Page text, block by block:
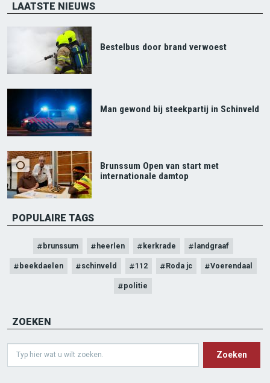
LAATSTE NIEUWS
Bestelbus door brand verwoest
Man gewond bij steekpartij in Schinveld
Brunssum Open van start met
internationale damtop
POPULAIRE TAGS
brunssum heerlen kerkrade landgraaf
beekdaelen schinveld 112 Roda jc Voerendaal
politie
ZOEKEN